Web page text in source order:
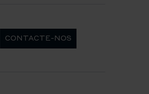
CONTACTE-NOS